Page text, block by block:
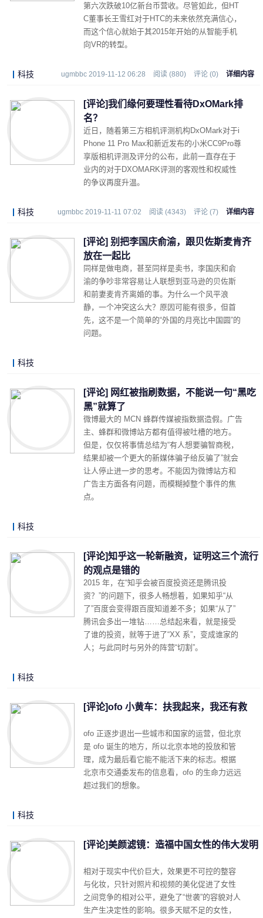
第六次跌破10亿新台币营收。尽管如此，但HT
C董事长王雪红对于HTC的未来依然充满信心，
而这个信心就始于其2015年开始的从智能手机
向VR的转型。
科技 ugmbbc 2019-11-12 06:28 阅读 (880) 评论 (0) 详细内容
[评论]我们缘何要理性看待DxOMark排
名？
近日，随着第三方相机评测机构DxOMark对于i
Phone 11 Pro Max和新近发布的小米CC9Pro尊
享版相机评测及评分的公布，此前一直存在于
业内的对于DXOMARK评测的客观性和权威性
的争议再度升温。
科技 ugmbbc 2019-11-11 07:02 阅读 (4343) 评论 (7) 详细内容
[评论] ​别把李国庆俞渝，跟贝佐斯麦肯齐
放在一起比
同样是做电商，甚至同样是卖书，李国庆和俞
渝的争吵非常容易让人联想到亚马逊的贝佐斯
和前妻麦肯齐离婚的事。为什么一个风平浪
静，一个冲突这么大？原因可能有很多，但首
先，这不是一个简单的“外国的月亮比中国圆”的
问题。
科技
[评论] 网红被指刷数据，不能说一句“黑吃
黑”就算了
微博最大的 MCN 蜂群传媒被指数据造假。广告
主、蜂群和微博站方都有值得被吐槽的地方。
但是，仅仅将事情总结为“有人想要骗智商税，
结果却被一个更大的新媒体骗子给反骗了”就会
让人停止进一步的思考。不能因为微博站方和
广告主方面各有问题，而模糊掉整个事件的焦
点。
科技
[评论]知乎这一轮新融资，证明这三个流行
的观点是错的
2015 年，在“知乎会被百度投资还是腾讯投
资？”的问题下，很多人畅想着，如果知乎“从
了”百度会变得跟百度知道差不多；如果“从了”
腾讯会多出一堆钻……总结起来看，就是接受
了谁的投资，就等于进了“XX 系”，变成谁家的
人；与此同时与另外的阵营“切割”。
科技
[评论]ofo 小黄车：扶我起来，我还有救
ofo 正逐步退出一些城市和国家的运营，但北京
是 ofo 诞生的地方，所以北京本地的投放和管
理，成为最后看它能不能活下来的标志。根据
北京市交通委发布的信息看，ofo 的生命力远远
超过我们的想象。
科技
[评论]美颜滤镜：造福中国女性的伟大发明
相对于现实中代价巨大，效果更不可控的整容
与化妆，只针对照片和视频的美化促进了女性
之间竞争的相对公平，避免了“世袭”的容貌对人
生产生决定性的影响。很多天赋不足的女性，